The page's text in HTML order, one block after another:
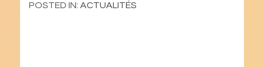
POSTED IN: ACTUALITÉS